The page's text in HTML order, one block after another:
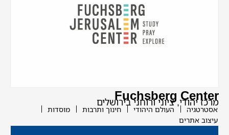
Fuchsberg Center
מרכז יהודי, ציוני ורוחני בירושלים
אסטרטגיה העולם היהודי חינוך ותרבות
מוסדות
עיצוב אתרים